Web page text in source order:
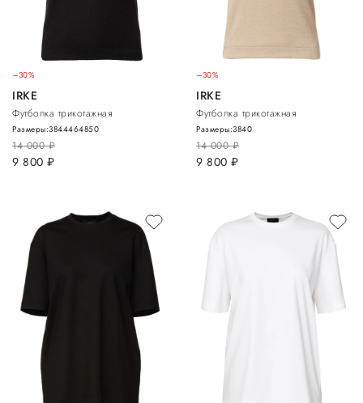
–30%
IRKE
Футболка трикотажная
14 000руб.
9 800 руб.
Размеры:3844464850
–30%
IRKE
Футболка трикотажная
14 000руб.
9 800 руб.
Размеры:3840